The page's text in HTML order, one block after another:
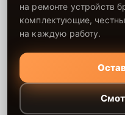
на ремонте устройств
комплектующие,
на каждую работу.